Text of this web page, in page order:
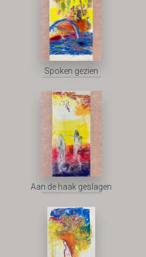
Spoken gezien
Aan de haak geslagen